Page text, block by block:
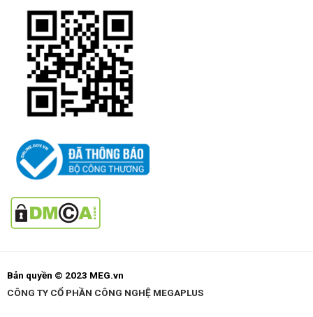
Bản quyền © 2023 MEG.vn
CÔNG TY CỔ PHẦN CÔNG NGHỆ MEGAPLUS